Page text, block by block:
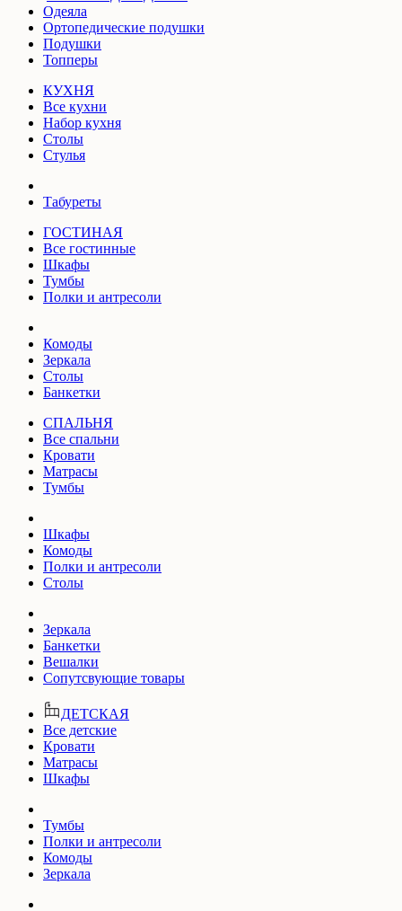
Одеяла
Ортопедические подушки
Подушки
Топперы
КУХНЯ
Все кухни
Набор кухня
Столы
Стулья
Табуреты
ГОСТИНАЯ
Все гостинные
Шкафы
Тумбы
Полки и антресоли
Комоды
Зеркала
Столы
Банкетки
СПАЛЬНЯ
Все спальни
Кровати
Матрасы
Тумбы
Шкафы
Комоды
Полки и антресоли
Столы
Зеркала
Банкетки
Вешалки
Сопутсвующие товары
ДЕТСКАЯ
Все детские
Кровати
Матрасы
Шкафы
Тумбы
Полки и антресоли
Комоды
Зеркала